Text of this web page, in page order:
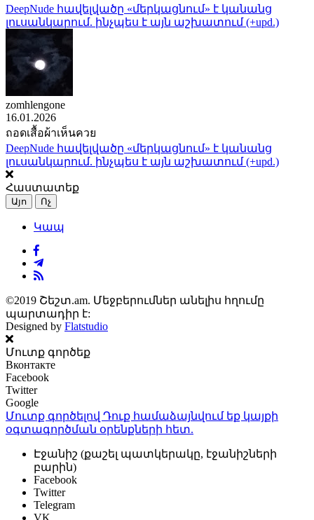
DeepNude հավելվածը «մերկացնում» է կանանց
լուսանկարում. ինչպես է այն աշխատում (+upd.)
zomhlengone
16.01.2026
ถอดเสื้อผ้าเห็นควย
DeepNude հավելվածը «մերկացնում» է կանանց
լուսանկարում. ինչպես է այն աշխատում (+upd.)
Հաստատեք
Այո Ոչ
Կապ
©2019 Շեշտ.am. Մեջբերումներ անելիս հղումը
պարտադիր է:
Designed by Flatstudio
Մուտք գործեք
Вконтакте
Facebook
Twitter
Google
Մուտք գործելով Դուք համաձայնվում եք կայքի
օգտագործման օրենքների հետ.
Էջանիշ (քաշել պատկերակը, էջանիշների
բարին)
Facebook
Twitter
Telegram
VK